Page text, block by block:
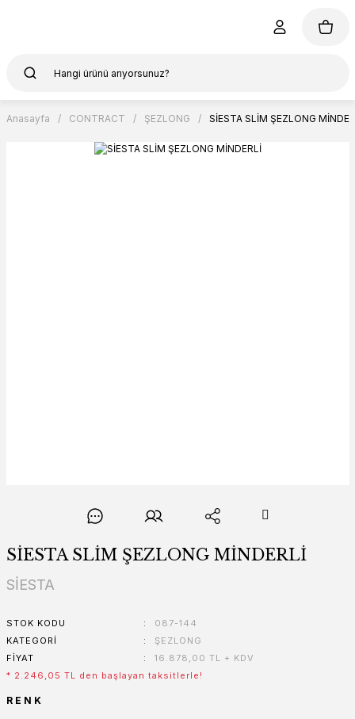
Anasayfa CONTRACT ŞEZLONG SİESTA SLİM ŞEZLONG
SİESTA SLİM ŞEZLONG MİNDERLİ
SİESTA
STOK KODU
087-144
KATEGORI
ŞEZLONG
FIYAT
16.878,00 TL + KDV
* 2.246,05 TL den başlayan taksitlerle!
RENK